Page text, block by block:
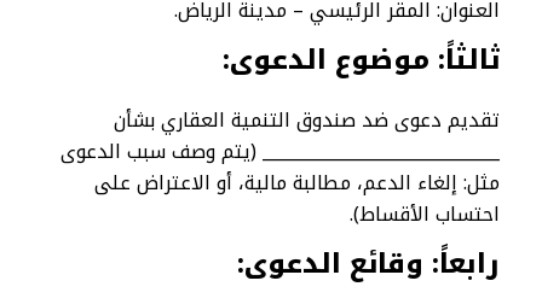
العنوان: المقر الرئيسي – مدينة الرياض.
ثالثاً: موضوع الدعوى:
تقديم دعوى ضد صندوق التنمية العقاري بشأن
____________________________ (يتم وصف سبب الدعوى
مثل: إلغاء الدعم، مطالبة مالية، أو الاعتراض على
احتساب الأقساط).
رابعاً: وقائع الدعوى: